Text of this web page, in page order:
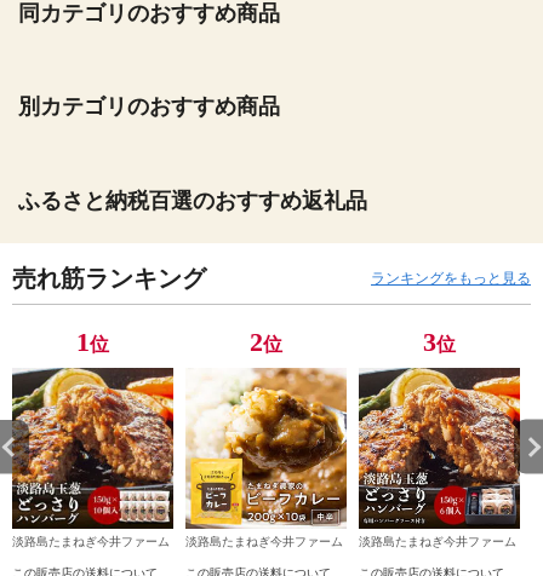
同カテゴリのおすすめ商品
別カテゴリのおすすめ商品
ふるさと納税百選のおすすめ返礼品
売れ筋ランキング ランキングをもっと見る
1位
淡路島たまねぎ今井ファーム
2位
淡路島たまねぎ今井ファーム
3位
淡路島たまねぎ今井ファーム